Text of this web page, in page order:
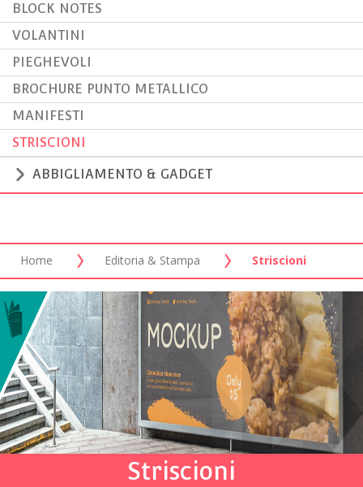
BLOCK NOTES
VOLANTINI
PIEGHEVOLI
BROCHURE PUNTO METALLICO
MANIFESTI
STRISCIONI
ABBIGLIAMENTO & GADGET
Home Editoria & Stampa Striscioni
Striscioni